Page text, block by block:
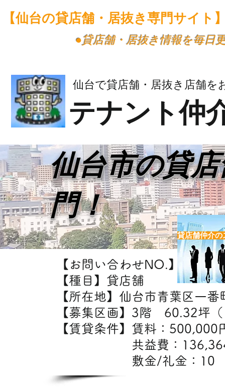
【仙台の貸店舗・居抜き専門サイト
​●貸店舗・居抜き情報を毎日
仙台で貸店舗・居抜き店舗を
テナント仲
【お問い合わせNO.】H6977
【種目】貸店舗
【所在地】仙台市青葉区一番
【募集区画】3階 60.32坪
【賃貸条件】賃料：
共益費：
敷金/礼金：10
仙台市の貸
門！
貸店舗仲介の